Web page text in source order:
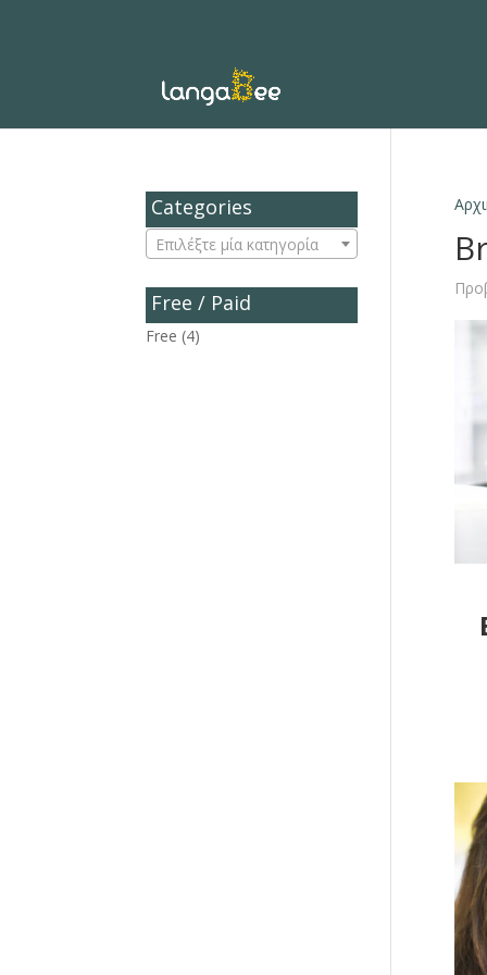
Categories
Επιλέξτε μία κατηγορία
Free / Paid
Free (4)